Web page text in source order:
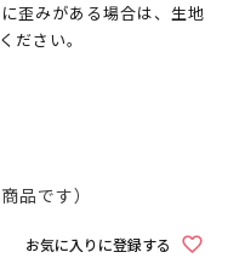
歪みがある場合は、生地
ださい。
品です）
お気に入りに登録する